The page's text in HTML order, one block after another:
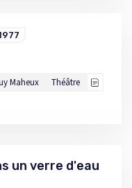
Maheux Théâtre
un verre d'eau